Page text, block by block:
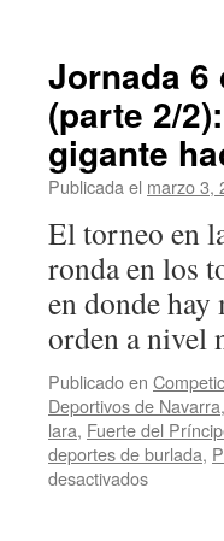
Jornada 6
(parte 2/
gigante
Publicada el marzo 3,
El torneo en
ronda en los
en donde
orden a nivel
Publicado en
Deportivos de Navarra,
lara, Fuerte del
deportes de burlada,
desactivadosen